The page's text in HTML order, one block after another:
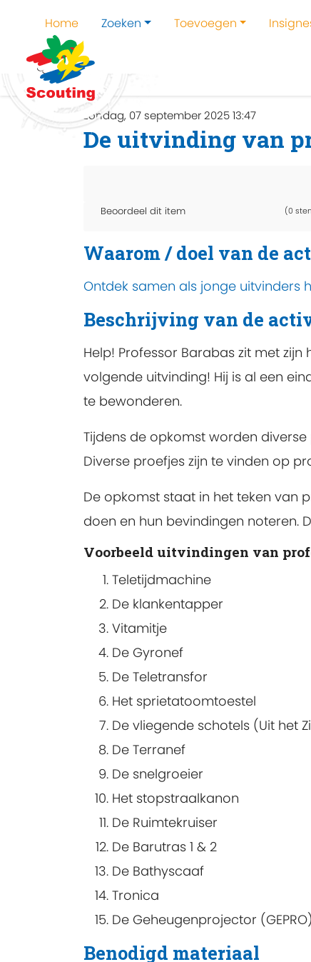
Home Zoeken Toevoegen
Home
zondag, 07 september 2025 13:47
De uitvinding van
Beoordeel dit item (0
Waarom / doel van de
Ontdek samen als jonge uitvinders
Beschrijving van de
Help! Professor Barabas zit met
volgende uitvinding! Hij is al een
te bewonderen.
Tijdens de opkomst worden
Diverse proefjes zijn te vinden op
De opkomst staat in het teken van
doen en hun bevindingen noteren.
Voorbeeld uitvindingen van
Teletijdmachine
De klankentapper
Vitamitje
De Gyronef
De Teletransfor
Het sprietatoomtoestel
De vliegende schotels (Uit het
De Terranef
De snelgroeier
Het stopstraalkanon
De Ruimtekruiser
De Barutras 1 & 2
De Bathyscaaf
Tronica
De Geheugenprojector (GEPRO)
Benodigd materiaal